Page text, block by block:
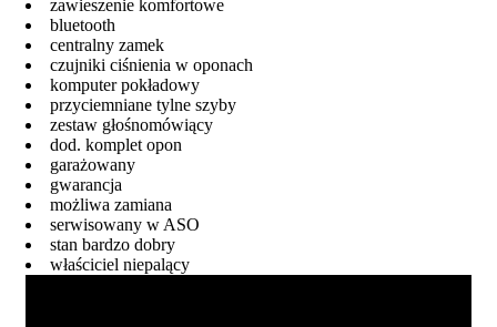
zawieszenie komfortowe
bluetooth
centralny zamek
czujniki ciśnienia w oponach
komputer pokładowy
przyciemniane tylne szyby
zestaw głośnomówiący
dod. komplet opon
garażowany
gwarancja
możliwa zamiana
serwisowany w ASO
stan bardzo dobry
właściciel niepalący